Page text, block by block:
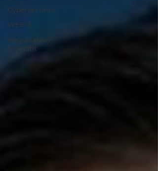
Cybersecurite
WEB 3
Négociation
& Conflit